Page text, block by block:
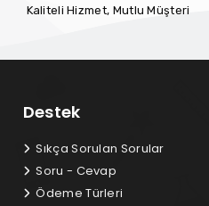
Kaliteli Hizmet, Mutlu Müşteri
Destek
Sıkça Sorulan Sorular
Soru - Cevap
Ödeme Türleri